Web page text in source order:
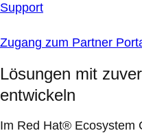
Support
Zugang zum Partner
Lösungen mit
entwickeln
Im Red Hat® Ecosystem